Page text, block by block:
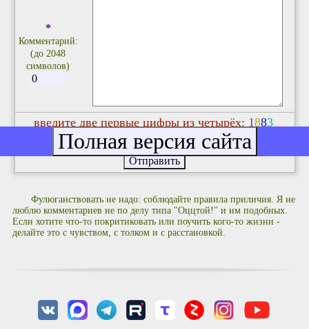
*
Комментарий:
(до 2048
символов)
введите две первые цифры из четырёх: 1883
Фулюганствовать не надо: соблюдайте правила приличия. Я не
люблю комментариев не по делу типа "Оццтой!" и им подобных.
Если хотите что-то покритиковать или поучить кого-то жизни -
делайте это с чувством, с толком и с расстановкой.